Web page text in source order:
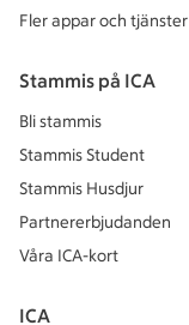
Fler appar och tjänster
Stammis på ICA
Bli stammis
Stammis Student
Stammis Husdjur
Partnererbjudanden
Våra ICA-kort
ICA